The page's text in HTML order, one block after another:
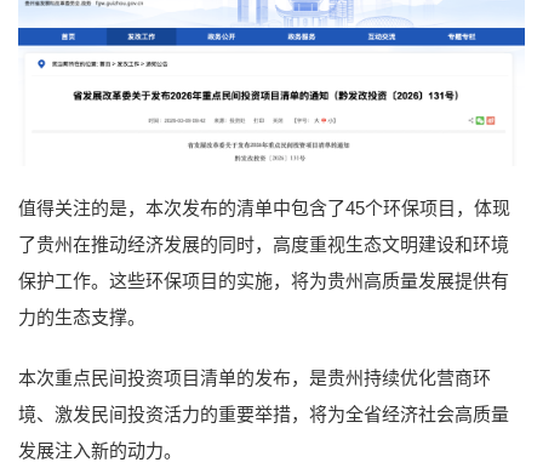
值得关注的是，本次发布的清单中包含了45个环保项目，体现
了贵州在推动经济发展的同时，高度重视生态文明建设和环境
保护工作。这些环保项目的实施，将为贵州高质量发展提供有
力的生态支撑。
本次重点民间投资项目清单的发布，是贵州持续优化营商环
境、激发民间投资活力的重要举措，将为全省经济社会高质量
发展注入新的动力。